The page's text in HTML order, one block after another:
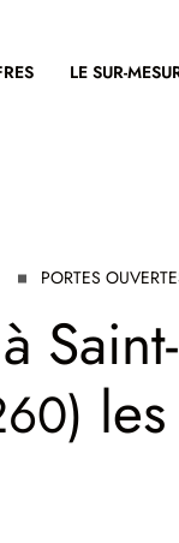
LE SUR-
PORTES